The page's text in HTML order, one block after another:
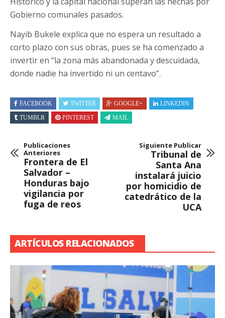
Gobierno comunales pasados.
Nayib Bukele explica que no espera un resultado a
corto plazo con sus obras, pues se ha comenzado a
invertir en “la zona más abandonada y descuidada,
donde nadie ha invertido ni un centavo”.
FACEBOOK TWITTER GOOGLE+
LINKEDIN
TUMBLR
PINTEREST MAIL
Publicaciones
Anteriores
Frontera de El
Salvador –
Honduras bajo
vigilancia por
fuga de reos
Siguiente Publicar
Tribunal de
Santa Ana
instalará juicio
por homicidio de
catedrático de la
UCA
ARTÍCULOS RELACIONADOS